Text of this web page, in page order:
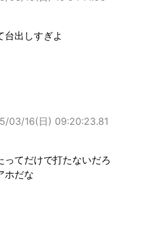
台出しすぎよ
03/16(日) 09:20:23.81
ってだけで打たないだろ
ホだな